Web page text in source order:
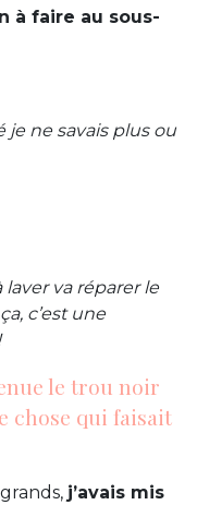
à faire au sous-
je ne savais plus ou
va réparer le
c’est une
le trou noir
chose qui faisait
j’avais mis